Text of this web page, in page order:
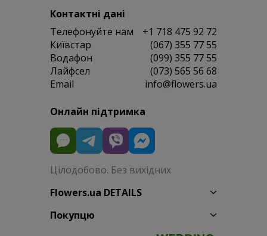
Контактні дані
Телефонуйте нам
+1 718 475 92 72
Київстар
(067) 355 77 55
Водафон
(099) 355 77 55
Лайфсел
(073) 565 56 68
Email
info@flowers.ua
Онлайн підтримка
Цілодобово. Без вихідних
Flowers.ua DETAILS
Покупцю